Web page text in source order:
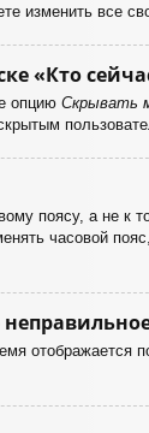
изменить все
«Кто
опцию Скрывать
поясу, а не к
часовой
отображается